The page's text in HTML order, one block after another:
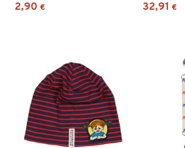
2,90 € 32,91 €